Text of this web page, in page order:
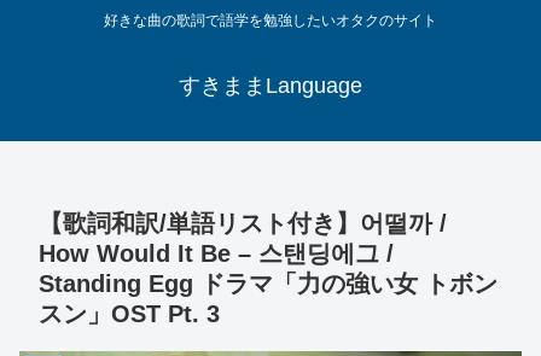
好きな曲の歌詞で語学を勉強したいオタクのサイト
すきままLanguage
【歌詞和訳/単語リスト付き】어떨까 /
How Would It Be – 스탠딩에그 /
Standing Egg ドラマ「力の強い女 トボン
スン」OST Pt. 3